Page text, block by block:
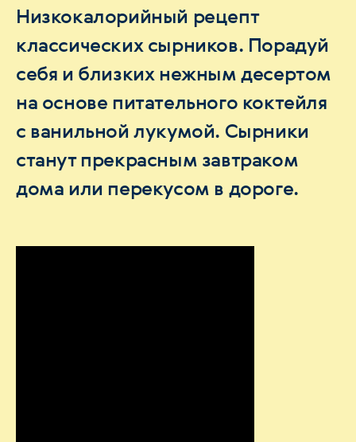
Низкокалорийный рецепт
классических сырников. Порадуй
себя и близких нежным десертом
на основе питательного коктейля
с ванильной лукумой. Сырники
станут прекрасным завтраком
дома или перекусом в дороге.